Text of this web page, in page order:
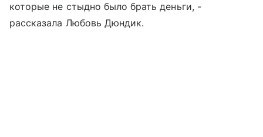
которые не стыдно было брать деньги, -
рассказала Любовь Дюндик.